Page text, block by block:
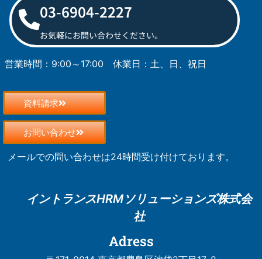
03-6904-2227
お気軽にお問い合わせください。
営業時間：9:00～17:00 休業日：土、日、祝日
資料請求
お問い合わせ
メールでの問い合わせは24時間受け付けております。
イントランスHRM ソリューションズ株式会
社
Adress